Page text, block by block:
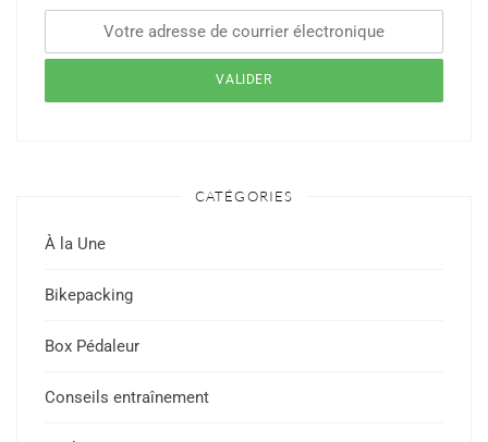
CATÉGORIES
À la Une
Bikepacking
Box Pédaleur
Conseils entraînement